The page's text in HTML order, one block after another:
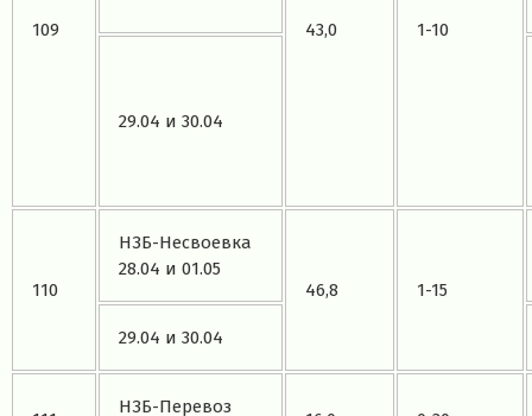
109
43,0
1-10
29.04 и 30.04
110
НЗБ-Несвоевка
28.04 и 01.05
46,8
1-15
29.04 и 30.04
НЗБ-Перевоз